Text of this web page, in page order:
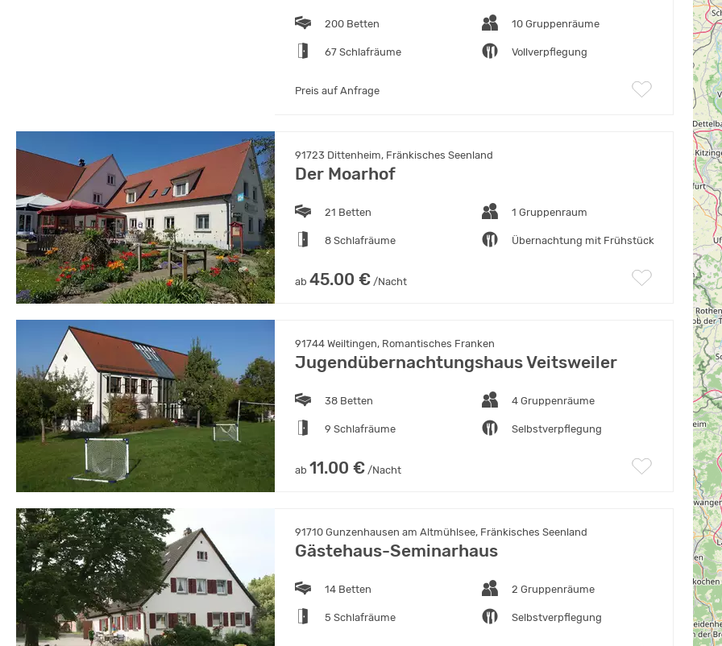
200 Betten 10 Gruppenräume
67 Schlafräume Vollverpflegung
Preis auf Anfrage
91723 Dittenheim, Fränkisches Seenland
Der Moarhof
21 Betten 1 Gruppenraum
8 Schlafräume Übernachtung mit Frühstück
ab 45.00 € /Nacht
91744 Weiltingen, Romantisches Franken
Jugendübernachtungshaus Veitsweiler
38 Betten 4 Gruppenräume
9 Schlafräume Selbstverpflegung
ab 11.00 € /Nacht
91710 Gunzenhausen am Altmühlsee, Fränkisches Seenland
Gästehaus-Seminarhaus
14 Betten 2 Gruppenräume
5 Schlafräume Selbstverpflegung